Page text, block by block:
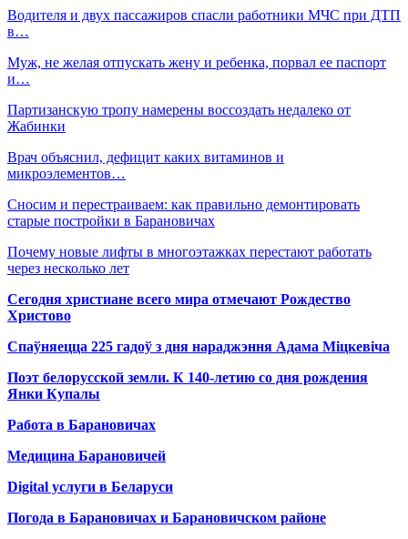
Водителя и двух пассажиров спасли работники МЧС при ДТП
в…
Муж, не желая отпускать жену и ребенка, порвал ее паспорт
и…
Партизанскую тропу намерены воссоздать недалеко от
Жабинки
Врач объяснил, дефицит каких витаминов и
микроэлементов…
Сносим и перестраиваем: как правильно демонтировать
старые постройки в Барановичах
Почему новые лифты в многоэтажках перестают работать
через несколько лет
Сегодня христиане всего мира отмечают Рождество
Христово
Спаўняецца 225 гадоў з дня нараджэння Адама Міцкевіча
Поэт белорусской земли. К 140-летию со дня рождения
Янки Купалы
Работа в Барановичах
Медицина Барановичей
Digital услуги в Беларуси
Погода в Барановичах и Барановичском районе